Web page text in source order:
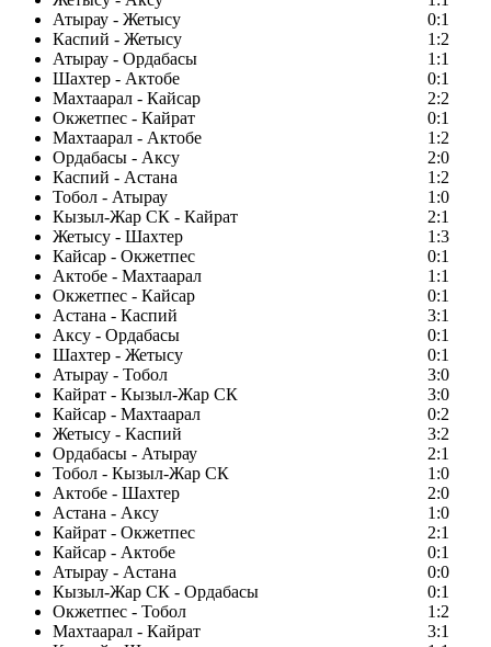
Атырау - Жетысу
0:1
Каспий - Жетысу
1:2
Атырау - Ордабасы
1:1
Шахтер - Актобе
0:1
Махтаарал - Кайсар
2:2
Окжетпес - Кайрат
0:1
Махтаарал - Актобе
1:2
Ордабасы - Аксу
2:0
Каспий - Астана
1:2
Тобол - Атырау
1:0
Кызыл-Жар СК - Кайрат
2:1
Жетысу - Шахтер
1:3
Кайсар - Окжетпес
0:1
Актобе - Махтаарал
1:1
Окжетпес - Кайсар
0:1
Астана - Каспий
3:1
Аксу - Ордабасы
0:1
Шахтер - Жетысу
0:1
Атырау - Тобол
3:0
Кайрат - Кызыл-Жар СК
3:0
Кайсар - Махтаарал
0:2
Жетысу - Каспий
3:2
Ордабасы - Атырау
2:1
Тобол - Кызыл-Жар СК
1:0
Актобе - Шахтер
2:0
Астана - Аксу
1:0
Кайрат - Окжетпес
2:1
Кайсар - Актобе
0:1
Атырау - Астана
0:0
Кызыл-Жар СК - Ордабасы
0:1
Окжетпес - Тобол
1:2
Махтаарал - Кайрат
3:1